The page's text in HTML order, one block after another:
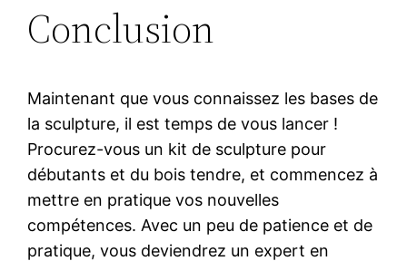
Conclusion
Maintenant que vous connaissez les bases de
la sculpture, il est temps de vous lancer !
Procurez-vous un kit de sculpture pour
débutants et du bois tendre, et commencez à
mettre en pratique vos nouvelles
compétences. Avec un peu de patience et de
pratique, vous deviendrez un expert en